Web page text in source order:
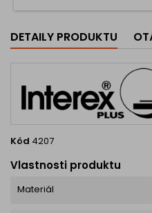
veľkosti: Ø 60 mm a Ø 80
DETAILY PRODUKTU
Kód 4207
Vlastnosti produktu
Materiál